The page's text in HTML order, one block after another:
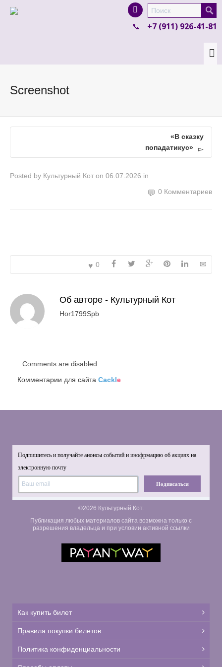
product in a size size .
colour items.
+7 (911) 926-41-81
Screenshot
«В сказку
попадатикус»
Posted by Культурный Кот on 06.07.2026 in
0 Комментариев
0
Об авторе - Культурный Кот
Hor1799Spb
Comments are disabled
Комментарии для сайта Cackle
Подпишитесь и получайте анонсы событий и инофрмацию об акциях на
электронную почту
Подписаться
©2026 Культурный Кот.
Публикация любых материалов сайта возможна только с
разрешения владельца и при условии активной ссылки
Как купить билет
Правила покупки билетов
Политика конфиденциальности